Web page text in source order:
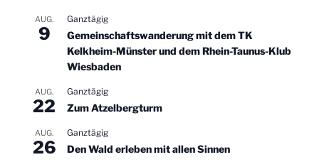
AUG.
9
Ganztägig
Gemeinschaftswanderung mit dem TK
Kelkheim-Münster und dem Rhein-Taunus-Klub
Wiesbaden
AUG.
22
Ganztägig
Zum Atzelbergturm
AUG.
26
Ganztägig
Den Wald erleben mit allen Sinnen